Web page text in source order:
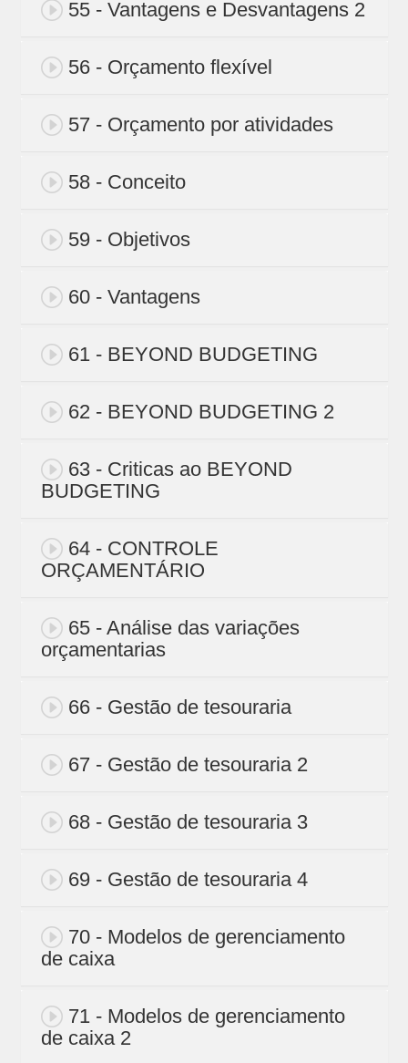
55 - Vantagens e Desvantagens 2
56 - Orçamento flexível
57 - Orçamento por atividades
58 - Conceito
59 - Objetivos
60 - Vantagens
61 - BEYOND BUDGETING
62 - BEYOND BUDGETING 2
63 - Criticas ao BEYOND
BUDGETING
64 - CONTROLE
ORÇAMENTÁRIO
65 - Análise das variações
orçamentarias
66 - Gestão de tesouraria
67 - Gestão de tesouraria 2
68 - Gestão de tesouraria 3
69 - Gestão de tesouraria 4
70 - Modelos de gerenciamento
de caixa
71 - Modelos de gerenciamento
de caixa 2